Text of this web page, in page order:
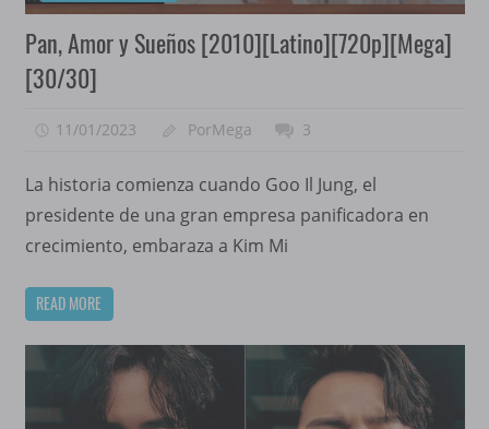
Pan, Amor y Sueños [2010][Latino][720p][Mega]
[30/30]
11/01/2023 PorMega 3
La historia comienza cuando Goo Il Jung, el
presidente de una gran empresa panificadora en
crecimiento, embaraza a Kim Mi
READ MORE